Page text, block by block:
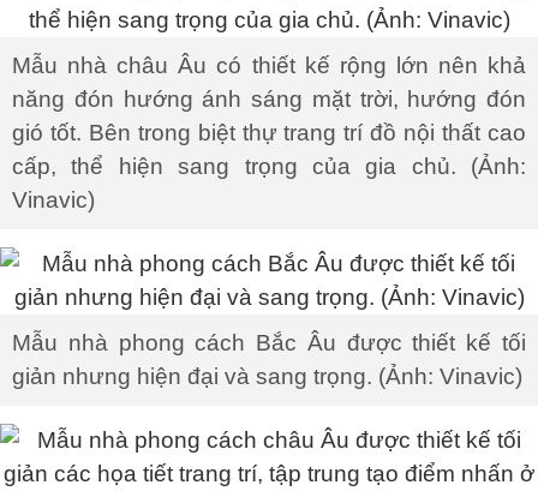
Mẫu nhà châu Âu có thiết kế rộng lớn nên khả
năng đón hướng ánh sáng mặt trời, hướng đón
gió tốt. Bên trong biệt thự trang trí đồ nội thất cao
cấp, thể hiện sang trọng của gia chủ. (Ảnh:
Vinavic)
Mẫu nhà phong cách Bắc Âu được thiết kế tối
giản nhưng hiện đại và sang trọng. (Ảnh: Vinavic)